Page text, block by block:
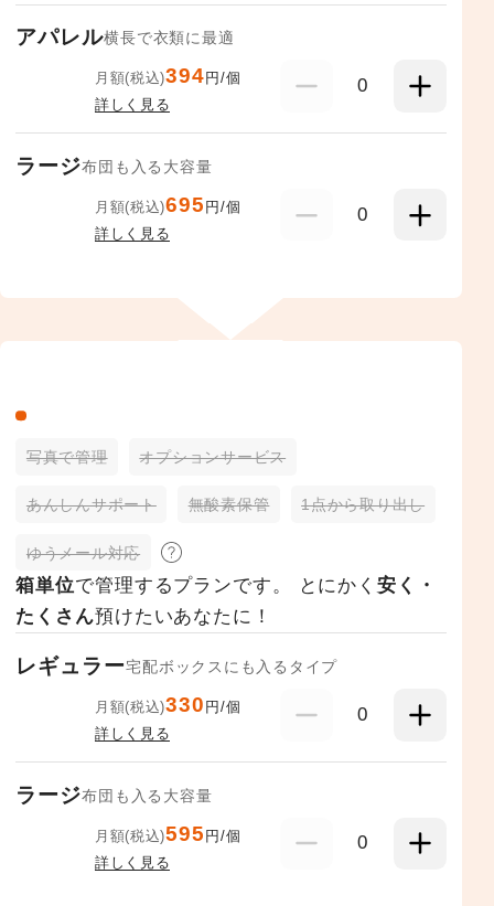
アパレル横長で衣類に最適
月額(税込)394 円/個
詳しく見る
0
ラージ布団も入る大容量
月額(税込)695 円/個
詳しく見る
0
写真で管理 オプションサービス
あんしんサポート 無酸素保管 1点から取り出し
ゆうメール対応
箱単位で管理するプランです。 とにかく安く・
たくさん預けたいあなたに！
レギュラー宅配ボックスにも入るタイプ
月額(税込)330 円/個
詳しく見る
0
ラージ布団も入る大容量
月額(税込)595 円/個
詳しく見る
0